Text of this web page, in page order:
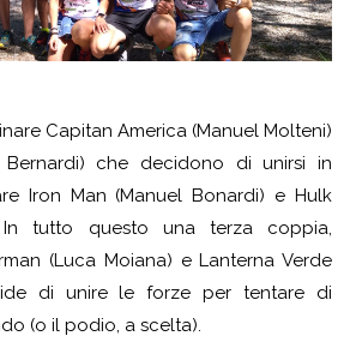
Capitan America (Manuel Molteni)
che decidono di unirsi in
Iron Man (Manuel Bonardi) e Hulk
In tutto questo una terza coppia,
(Luca Moiana) e Lanterna Verde
di unire le forze per tentare di
(o il podio, a scelta).